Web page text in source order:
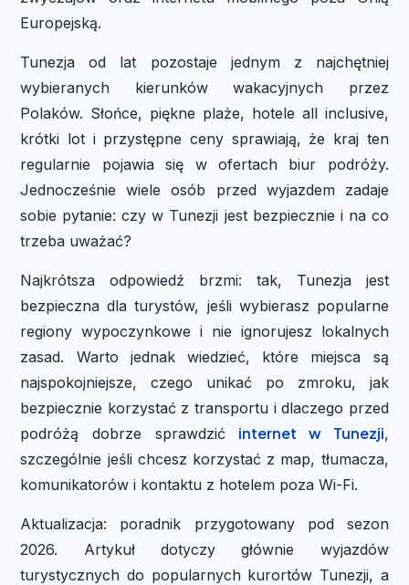
Europejską.
Tunezja od lat pozostaje jednym z najchętniej
wybieranych kierunków wakacyjnych przez
Polaków. Słońce, piękne plaże, hotele all inclusive,
krótki lot i przystępne ceny sprawiają, że kraj ten
regularnie pojawia się w ofertach biur podróży.
Jednocześnie wiele osób przed wyjazdem zadaje
sobie pytanie: czy w Tunezji jest bezpiecznie i na co
trzeba uważać?
Najkrótsza odpowiedź brzmi: tak, Tunezja jest
bezpieczna dla turystów, jeśli wybierasz popularne
regiony wypoczynkowe i nie ignorujesz lokalnych
zasad. Warto jednak wiedzieć, które miejsca są
najspokojniejsze, czego unikać po zmroku, jak
bezpiecznie korzystać z transportu i dlaczego przed
podróżą dobrze sprawdzić internet w Tunezji,
szczególnie jeśli chcesz korzystać z map, tłumacza,
komunikatorów i kontaktu z hotelem poza Wi-Fi.
Aktualizacja: poradnik przygotowany pod sezon
2026. Artykuł dotyczy głównie wyjazdów
turystycznych do popularnych kurortów Tunezji, a